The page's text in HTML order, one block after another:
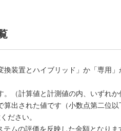
装置とハイブリッド」か「専用」
（計算値と計測値の内、いずれか
出された値です（小数点第二位以
ださい。
ムの評価を反映した金額となりま